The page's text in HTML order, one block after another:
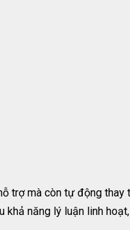
trợ mà còn tự động thay
năng lý luận linh